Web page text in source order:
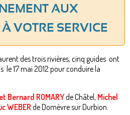
AUX
VOTRE SERVICE
des trois rivières, cinq guides ont
le 17 mai 2012 pour conduire la
et Bernard ROMARYde Châtel, Michel
WEBERde Domèvre sur Durbion.